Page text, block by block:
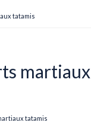
tatamis
martiaux
tatamis